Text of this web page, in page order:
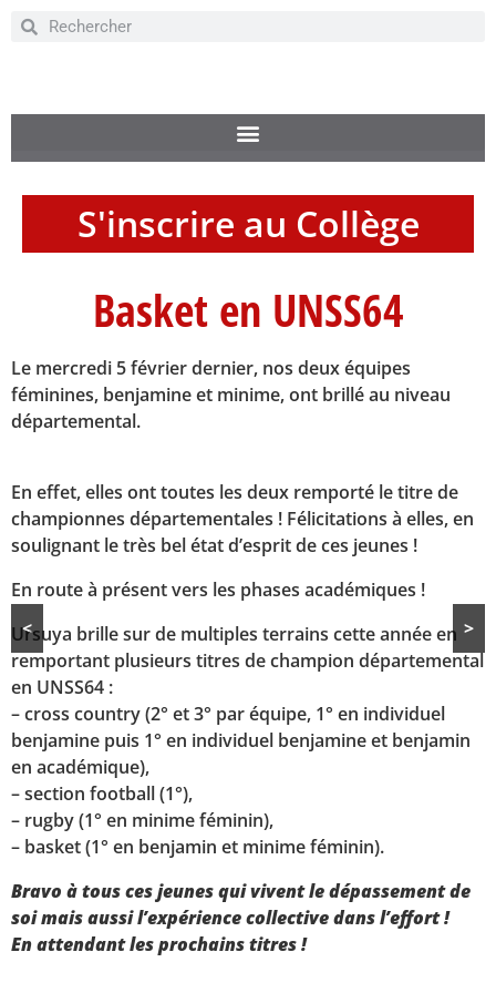
S'inscrire au Collège
Basket en UNSS64
Le mercredi 5 février dernier, nos deux équipes
féminines, benjamine et minime, ont brillé au niveau
départemental.
En effet, elles ont toutes les deux remporté le titre de
championnes départementales ! Félicitations à elles, en
soulignant le très bel état d’esprit de ces jeunes !
En route à présent vers les phases académiques !
<
>
Ursuya brille sur de multiples terrains cette année en
remportant plusieurs titres de champion départemental
en UNSS64 :
– cross country (2° et 3° par équipe, 1° en individuel
benjamine puis 1° en individuel benjamine et benjamin
en académique),
– section football (1°),
– rugby (1° en minime féminin),
– basket (1° en benjamin et minime féminin).
Bravo à tous ces jeunes qui vivent le dépassement de
soi mais aussi l’expérience collective dans l’effort !
En attendant les prochains titres !